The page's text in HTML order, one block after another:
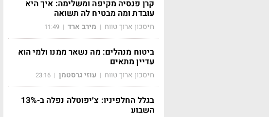
קרן פנסיה מקיפה ומשלימה: איך היא
עובדת ומה מבטיח לה תשואה
חיסכון ארוך טווח | מירב ארד |
11:49
ביטוח מנהלים: מה נשאר ממנו ולמי הוא
עדיין מתאים
חיסכון ארוך טווח | עוזי גרסטמן |
23:16
בגלל החלפיניו: צ׳יפוטלה נפלה ב-13%
השבוע